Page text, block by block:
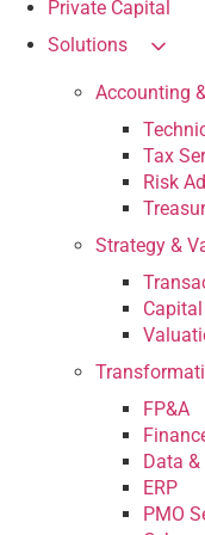
Private Capital
Solutions
Accounting
Tax
Risk
Strategy &
FP&A
Data
ERP
PMO